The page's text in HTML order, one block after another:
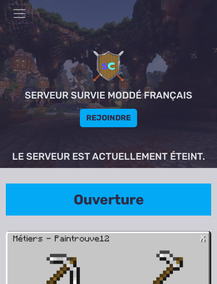
SERVEUR SURVIE MODDÉ FRANÇAIS
REJOINDRE
LE SERVEUR EST ACTUELLEMENT ÉTEINT.
Ouverture